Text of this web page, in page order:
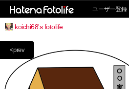
ユーザー登録
koichi68's fotolife
<prev